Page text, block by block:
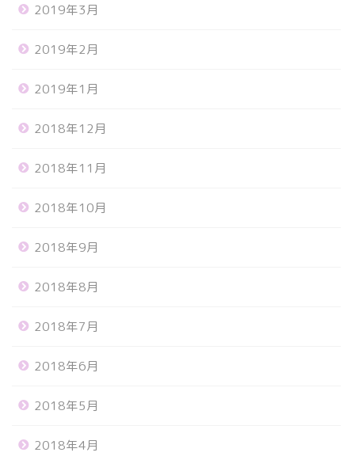
2019年3月
2019年2月
2019年1月
2018年12月
2018年11月
2018年10月
2018年9月
2018年8月
2018年7月
2018年6月
2018年5月
2018年4月